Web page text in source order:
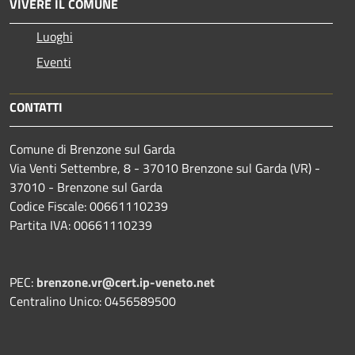
Luoghi
Eventi
CONTATTI
Comune di Brenzone sul Garda
Via Venti Settembre, 8 - 37010 Brenzone sul Garda (VR) -
37010 - Brenzone sul Garda
Codice Fiscale: 00661110239
Partita IVA: 00661110239
PEC: brenzone.vr@cert.ip-veneto.net
Centralino Unico: 0456589500